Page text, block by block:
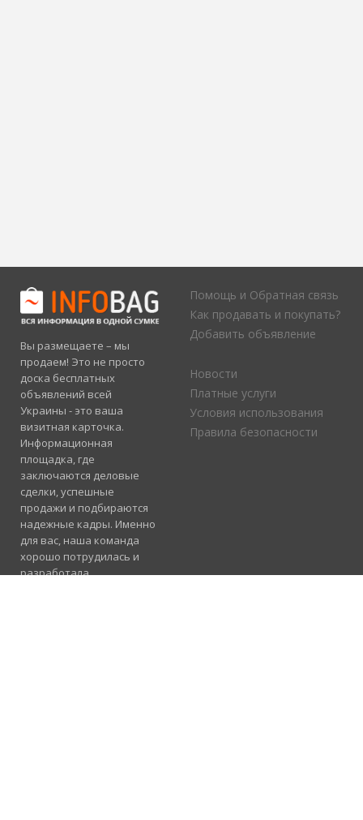
Вы размещаете – мы
продаем! Это не просто
доска бесплатных
объявлений всей
Украины - это ваша
визитная карточка.
Информационная
площадка, где
заключаются деловые
сделки, успешные
продажи и подбираются
надежные кадры. Именно
для вас, наша команда
хорошо потрудилась и
разработала
Помощь и Обратная связь
Как продавать и покупать?
Добавить объявление
Новости
Платные услуги
Условия использования
Правила безопасности